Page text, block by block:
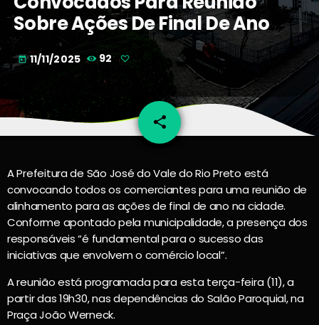
Sobre Ações De Final De Ano
today 11/11/2025 92
share
email
A Prefeitura de São José do Vale do Rio Preto está
convocando todos os comerciantes para uma reunião de
alinhamento para as ações de final de ano na cidade.
Conforme apontado pela municipalidade, a presença dos
responsáveis “é fundamental para o sucesso das
iniciativas que envolvem o comércio local”.
A reunião está programada para esta terça-feira (11), a
partir das 19h30, nas dependências do Salão Paroquial, na
Praça João Werneck.